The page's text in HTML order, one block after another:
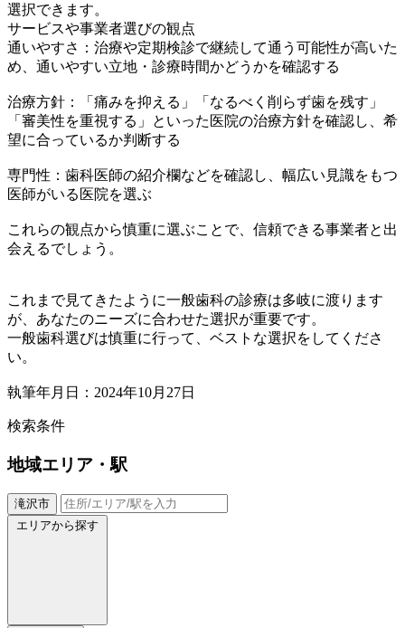
選択できます。
サービスや事業者選びの観点
通いやすさ：治療や定期検診で継続して通う可能性が高いた
め、通いやすい立地・診療時間かどうかを確認する
治療方針：「痛みを抑える」「なるべく削らず歯を残す」
「審美性を重視する」といった医院の治療方針を確認し、希
望に合っているか判断する
専門性：歯科医師の紹介欄などを確認し、幅広い見識をもつ
医師がいる医院を選ぶ
これらの観点から慎重に選ぶことで、信頼できる事業者と出
会えるでしょう。
これまで見てきたように一般歯科の診療は多岐に渡ります
が、あなたのニーズに合わせた選択が重要です。
一般歯科選びは慎重に行って、ベストな選択をしてくださ
い。
執筆年月日：2024年10月27日
検索条件
地域エリア・駅
滝沢市
エリアから探す